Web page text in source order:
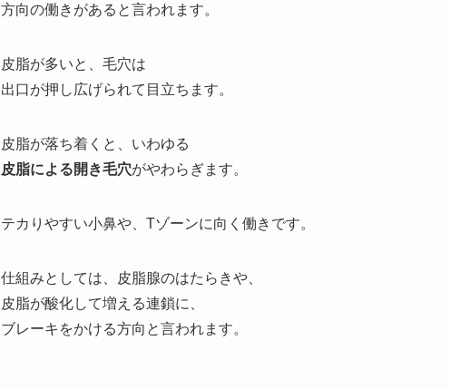
方向の働きがあると言われます。
皮脂が多いと、毛穴は
出口が押し広げられて目立ちます。
皮脂が落ち着くと、いわゆる
皮脂による開き毛穴がやわらぎます。
テカりやすい小鼻や、Tゾーンに向く働きです。
仕組みとしては、皮脂腺のはたらきや、
皮脂が酸化して増える連鎖に、
ブレーキをかける方向と言われます。